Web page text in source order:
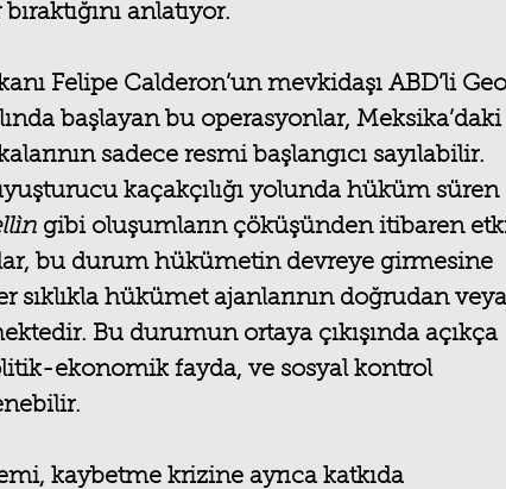
anlatıyor.
Felipe Calderon’un mevkidaşı ABD’li
başlayan bu operasyonlar, Meksika’daki
sadece resmi başlangıcı sayılabilir.
kaçakçılığı yolunda hüküm süren
gibi oluşumların çöküşünden itibaren
bu durum hükümetin devreye girmesine
sıklıkla hükümet ajanlarının doğrudan veya
Bu durumun ortaya çıkışında açıkça
ekonomik fayda, ve sosyal kontrol
kaybetme krizine ayrıca katkıda